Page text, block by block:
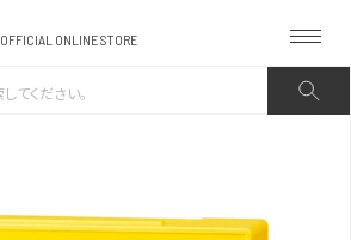
OFFICIAL ONLINE STORE